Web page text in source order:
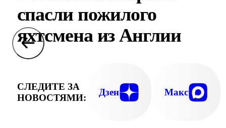
спасли пожилого
яхтсмена из Англии
СЛЕДИТЕ ЗА
НОВОСТЯМИ:
Дзен Макс